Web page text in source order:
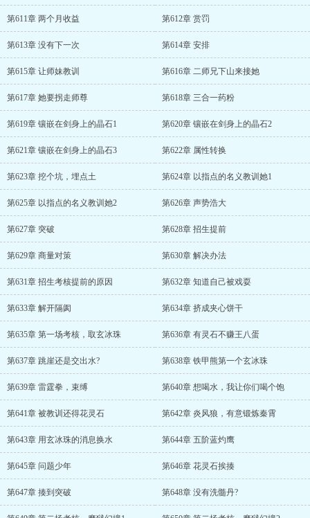
第611章 两个月收益 第612章 赏罚
第613章 没有下一次 第614章 安排
第615章 让师妹教训 第616章 二师兄下山来接她
第617章 她要拐走师尊 第618章 三合一药粉
第619章 镶嵌在剑身上的晶石1 第620章 镶嵌在剑身上的晶石2
第621章 镶嵌在剑身上的晶石3 第622章 属性转换
第623章 挖个坑，埋点土 第624章 以指点的名义教训她1
第625章 以指点的名义教训她2 第626章 声势浩大
第627章 突破 第628章 招生提前
第629章 商量对策 第630章 解决办法
第631章 招生考核提前的原因 第632章 知道自己被戏耍
第633章 解开隔阂 第634章 挤成夹心饼干
第635章 第一场考核，取玄冰珠 第636章 有灵石不赚王八蛋
第637章 跳崖还是交出水? 第638章 铁甲熊第一个玄冰珠
第639章 雷霆拳，束缚 第640章 想喝水，我让你们喝个饱
第641章 被教训还得花灵石 第642章 炎风狼，有意锻炼秦霄
第643章 用玄冰珠的消息换水 第644章 五阶蓝灼鹰
第645章 问题少年 第646章 花灵石挨揍
第647章 揍到突破 第648章 没有洗髓丹?